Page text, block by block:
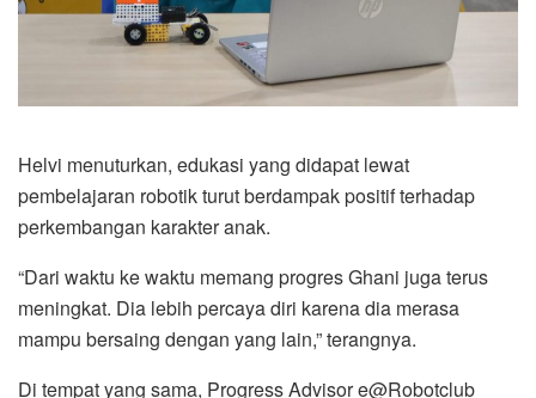
Helvi menuturkan, edukasi yang didapat lewat
pembelajaran robotik turut berdampak positif terhadap
perkembangan karakter anak.
“Dari waktu ke waktu memang progres Ghani juga terus
meningkat. Dia lebih percaya diri karena dia merasa
mampu bersaing dengan yang lain,” terangnya.
Di tempat yang sama, Progress Advisor e@Robotclub